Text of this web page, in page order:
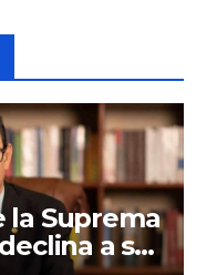
la Suprema
a ser